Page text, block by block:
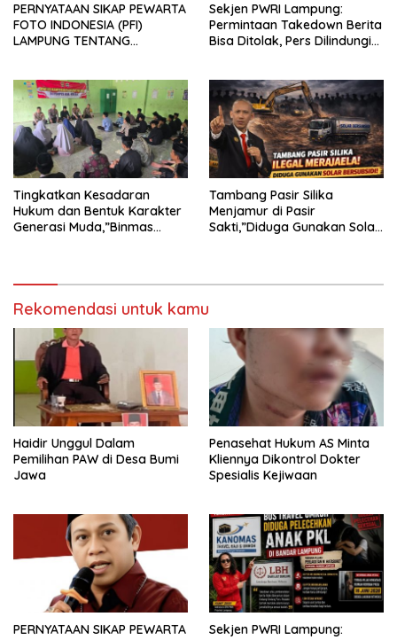
PERNYATAAN SIKAP PEWARTA
FOTO INDONESIA (PFI)
LAMPUNG TENTANG
TERHADAP JURNALIS DI
PENGADILAN NEGERI
TANJUNG KARANG.
Sekjen PWRI Lampung:
Permintaan Takedown Berita
Bisa Ditolak, Pers Dilindungi
Tingkatkan Kesadaran
Hukum dan Bentuk Karakter
Generasi Muda,”Binmas
Tambang Pasir Silika
Menjamur di Pasir
Sakti,”Diduga Gunakan Solar
Rekomendasi untuk kamu
Haidir Unggul Dalam
Pemilihan PAW di Desa Bumi
Jawa
Penasehat Hukum AS Minta
Kliennya Dikontrol Dokter
Spesialis Kejiwaan
PERNYATAAN SIKAP PEWARTA
Sekjen PWRI Lampung: